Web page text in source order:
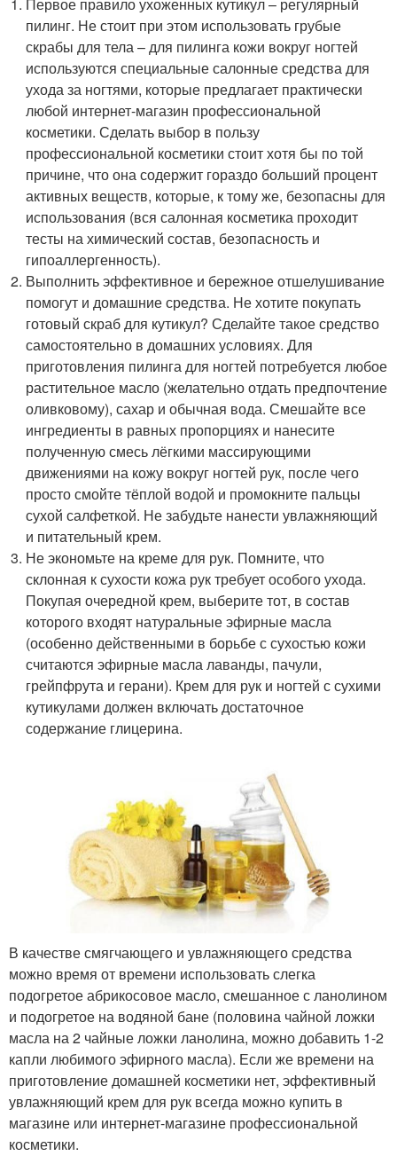
пилинг. Не стоит при этом использовать грубые
скрабы для тела – для пилинга кожи вокруг ногтей
используются специальные салонные средства для
ухода за ногтями, которые предлагает практически
любой интернет-магазин профессиональной
косметики. Сделать выбор в пользу
профессиональной косметики стоит хотя бы по той
причине, что она содержит гораздо больший процент
активных веществ, которые, к тому же, безопасны для
использования (вся салонная косметика проходит
тесты на химический состав, безопасность и
гипоаллергенность).
Выполнить эффективное и бережное отшелушивание
помогут и домашние средства. Не хотите покупать
готовый скраб для кутикул? Сделайте такое средство
самостоятельно в домашних условиях. Для
приготовления пилинга для ногтей потребуется любое
растительное масло (желательно отдать предпочтение
оливковому), сахар и обычная вода. Смешайте все
ингредиенты в равных пропорциях и нанесите
полученную смесь лёгкими массирующими
движениями на кожу вокруг ногтей рук, после чего
просто смойте тёплой водой и промокните пальцы
сухой салфеткой. Не забудьте нанести увлажняющий
и питательный крем.
Не экономьте на креме для рук. Помните, что
склонная к сухости кожа рук требует особого ухода.
Покупая очередной крем, выберите тот, в состав
которого входят натуральные эфирные масла
(особенно действенными в борьбе с сухостью кожи
считаются эфирные масла лаванды, пачули,
грейпфрута и герани). Крем для рук и ногтей с сухими
кутикулами должен включать достаточное
содержание глицерина.
В качестве смягчающего и увлажняющего средства
можно время от времени использовать слегка
подогретое абрикосовое масло, смешанное с ланолином
и подогретое на водяной бане (половина чайной ложки
масла на 2 чайные ложки ланолина, можно добавить 1-2
капли любимого эфирного масла). Если же времени на
приготовление домашней косметики нет, эффективный
увлажняющий крем для рук всегда можно купить в
магазине или интернет-магазине профессиональной
косметики.